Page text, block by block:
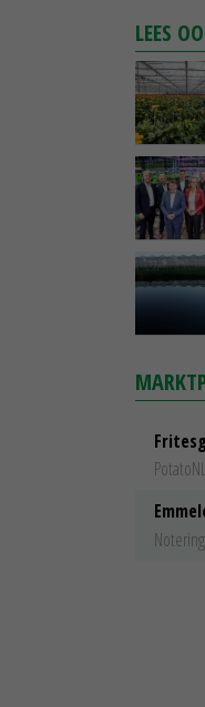
LEES
PotatoNL